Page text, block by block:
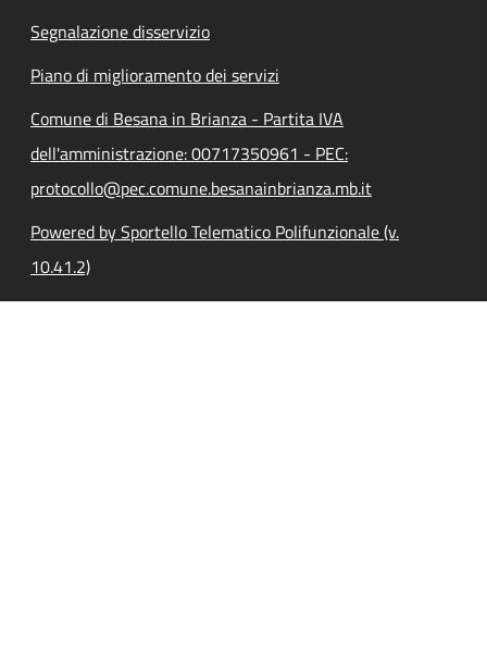
Segnalazione disservizio
Piano di miglioramento dei servizi
Comune di Besana in Brianza - Partita IVA
dell'amministrazione: 00717350961 - PEC:
protocollo@pec.comune.besanainbrianza.mb.it
Powered by Sportello Telematico Polifunzionale (v.
10.41.2)